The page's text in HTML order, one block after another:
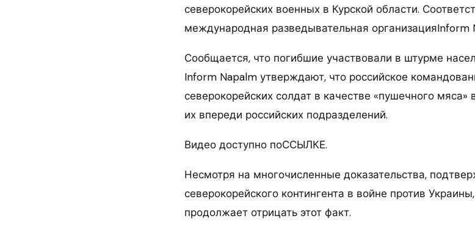
северокорейских военных в Курской области.
международная разведывательная организацияInform
Сообщается, что погибшие участвовали в штурме
Inform Napalm утверждают, что российское
северокорейских солдат в качестве «пушечного мяса»
их впереди российских подразделений.
Видео доступно поССЫЛКЕ.
Несмотря на многочисленные доказательства,
северокорейского контингента в войне против
продолжает отрицать этот факт.